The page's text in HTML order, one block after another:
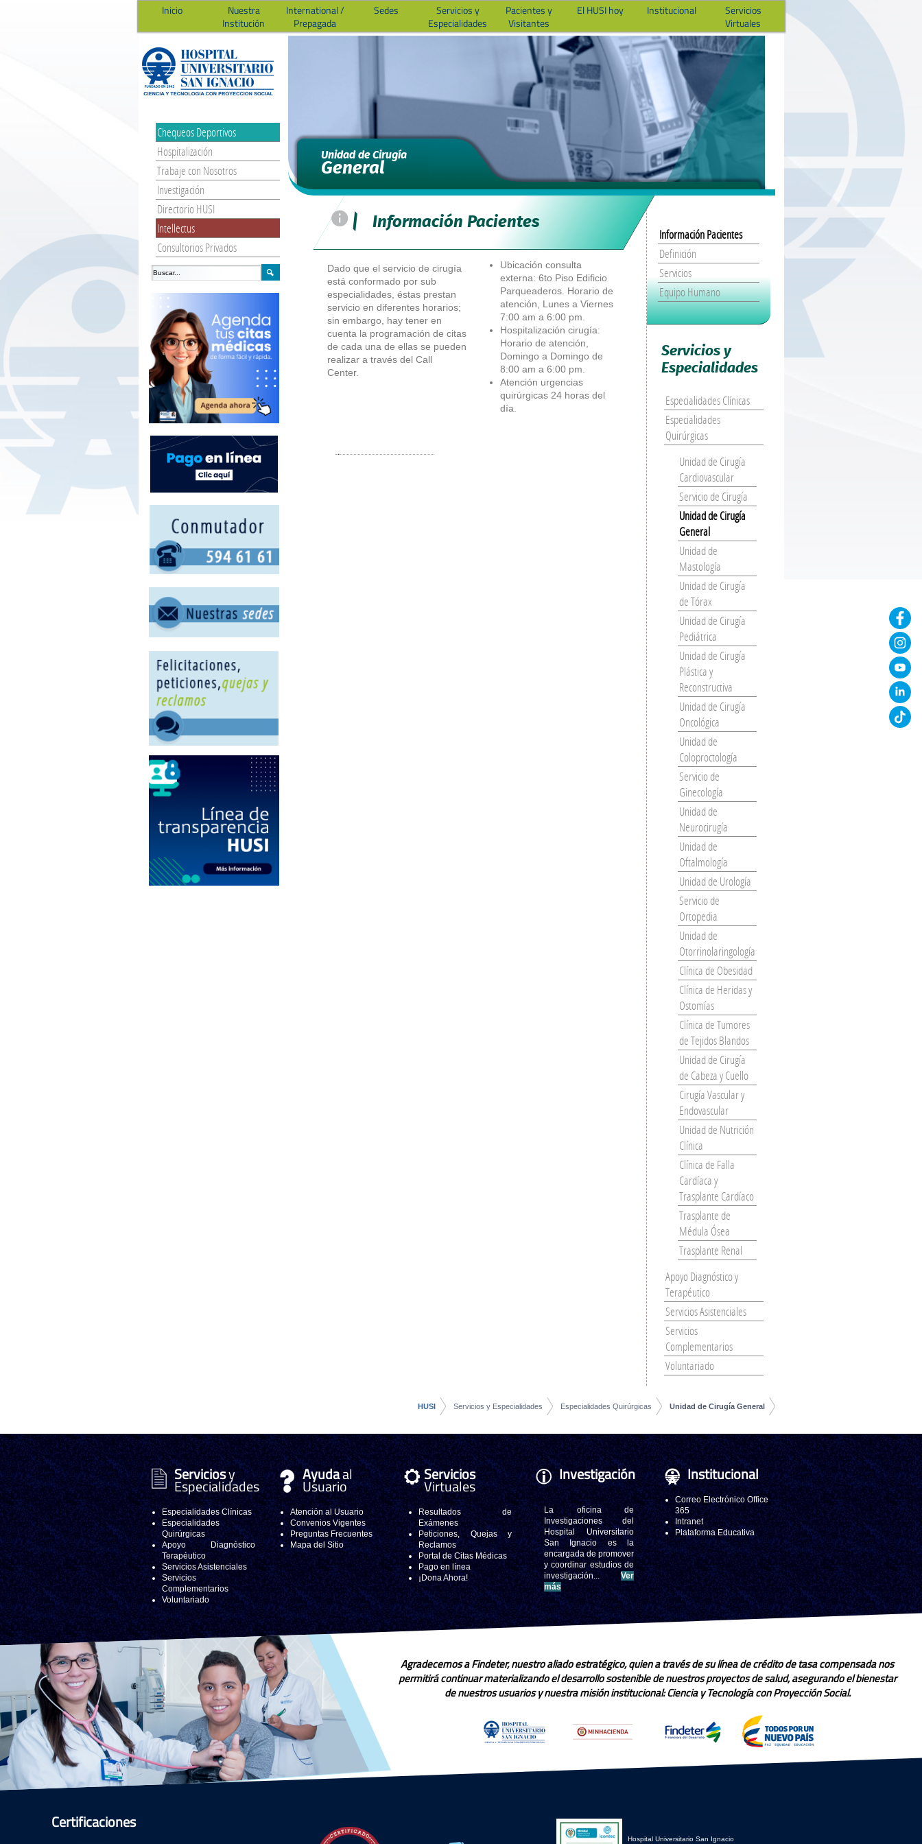
Inicio
Nuestra
Institución
International /
Prepagada
Sedes
Servicios y
Especialidades
Pacientes y
Visitantes
El HUSI hoy Institucional
Servicios
Virtuales
Chequeos Deportivos
Hospitalización
Trabaje con Nosotros
Investigación
Directorio HUSI
Intellectus
Consultorios Privados
Unidad de Cirugía
General
= | Información Pacientes
Dado que el servicio de cirugía
está conformado por sub
especialidades, éstas prestan
servicio en diferentes horarios;
sin embargo, hay tener en
cuenta la programación de citas
de cada una de ellas se pueden
realizar a través del Call
Center.
Ubicación consulta
externa: 6to Piso Edificio
Parqueaderos. Horario de
atención, Lunes a Viernes
7:00 am a 6:00 pm.
Hospitalización cirugía:
Horario de atención,
Domingo a Domingo de
8:00 am a 6:00 pm.
Atención urgencias
quirúrgicas 24 horas del
día.
Información Pacientes
Definición
Servicios
Equipo Humano
Servicios y
Especialidades
Especialidades Clínicas
Especialidades
Quirúrgicas
Unidad de Cirugía
Cardiovascular
Servicio de Cirugía
Unidad de Cirugía
General
Unidad de
Mastología
Unidad de Cirugía
de Tórax
Unidad de Cirugía
Pediátrica
Unidad de Cirugía
Plástica y
Reconstructiva
Unidad de Cirugía
Oncológica
Unidad de
Coloproctología
Servicio de
Ginecología
Unidad de
Neurocirugía
Unidad de
Oftalmología
Unidad de Urología
Servicio de
Ortopedia
Unidad de
Otorrinolaringología
Clínica de Obesidad
Clínica de Heridas y
Ostomías
Clínica de Tumores
de Tejidos Blandos
Unidad de Cirugía
de Cabeza y Cuello
Cirugía Vascular y
Endovascular
Unidad de Nutrición
Clínica
Clínica de Falla
Cardíaca y
Trasplante Cardíaco
Trasplante de
Médula Ósea
Trasplante Renal
Apoyo Diagnóstico y
Terapéutico
Servicios Asistenciales
Servicios
Complementarios
Voluntariado
HUSI Servicios y Especialidades Especialidades Quirúrgicas Unidad de Cirugía General
Serviciosy
Especialidades
Especialidades Clínicas
Especialidades
Quirúrgicas
Apoyo Diagnóstico
Terapéutico
Servicios Asistenciales
Servicios
Complementarios
Voluntariado
Ayudaal
Usuario
Atención al Usuario
Convenios Vigentes
Preguntas Frecuentes
Mapa del Sitio
Servicios
Virtuales
Resultados de
Exámenes
Peticiones, Quejas y
Reclamos
Portal de Citas Médicas
Pago en línea
¡Dona Ahora!
Investigación
La oficina de
Investigaciones del
Hospital Universitario
San Ignacio es la
encargada de promover
y coordinar estudios de
investigación... Ver
más
Institucional
Correo Electrónico Office
365
Intranet
Plataforma Educativa
Agradecemos a Findeter, nuestro aliado estratégico, quien a través de su línea de crédito de tasa compensada nos
permitirá continuar materializando el desarrollo sostenible de nuestros proyectos de salud, asegurando el bienestar
de nuestros usuarios y nuestra misión institucional: Ciencia y Tecnología con Proyección Social.
Certificaciones
Hospital Universitario San Ignacio